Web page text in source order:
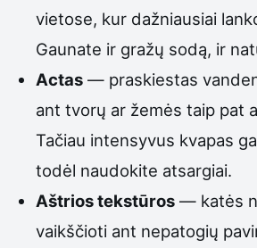
vietose, kur dažniausiai
Gaunate ir gražų sodą, ir
Actas — praskiestas
ant tvorų ar žemės taip pat
Tačiau intensyvus kvapas
todėl naudokite atsargiai.
Aštrios tekstūros — katės
vaikščioti ant nepatogių